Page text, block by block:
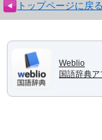
トップページに戻る
Weblio
国語辞典ア